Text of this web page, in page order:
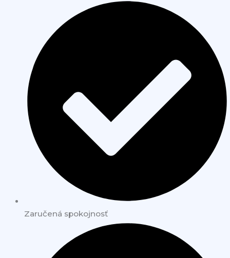
Zaručená spokojnosť